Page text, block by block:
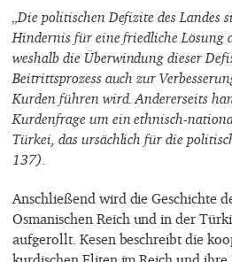
„Die politischen Defizite des Landes
Hindernis für eine friedliche Lösung
weshalb die Überwindung dieser
Beitrittsprozess auch zur
Kurden führen wird. Andererseits
Kurdenfrage um ein ethnisch-
Türkei, das ursächlich für die
137).
Anschließend wird die Geschichte
Osmanischen Reich und in der
aufgerollt. Kesen beschreibt die